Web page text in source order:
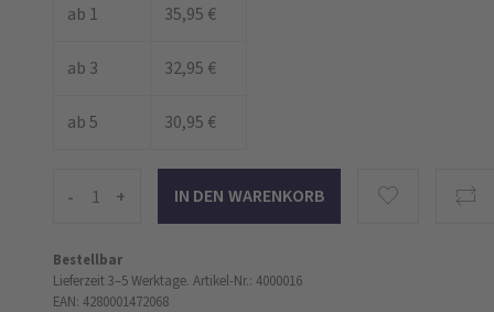
ab 1 35,95 €
ab 3 32,95 €
ab 5 30,95 €
- +
Bestellbar
Lieferzeit 3–5 Werktage. Artikel-Nr.: 4000016
EAN: 4280001472068